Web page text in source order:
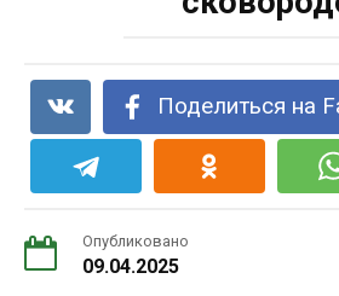
Поделиться на
Опубликовано
09.04.2025